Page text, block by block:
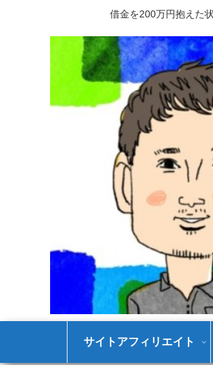
借金を200万円抱えた
サイトアフィリエイト